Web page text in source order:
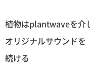
植物はplantwaveを介
オリジナルサウンド
続ける